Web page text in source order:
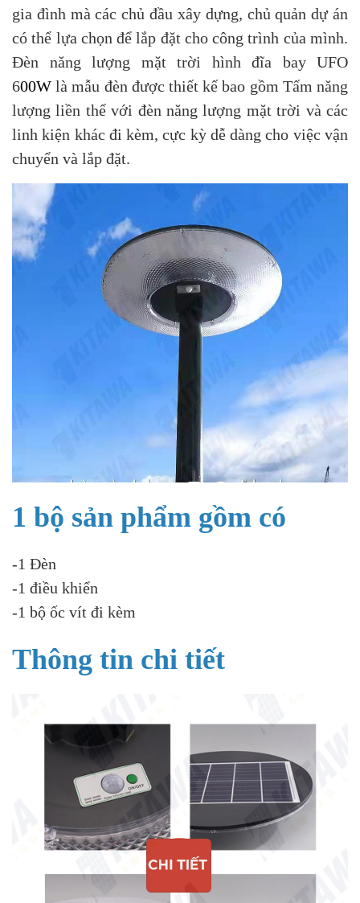
gia đình mà các chủ đầu xây dựng, chủ quản dự án
có thể lựa chọn để lắp đặt cho công trình của mình.
Đèn năng lượng mặt trời hình đĩa bay UFO
600W là mẫu đèn được thiết kế bao gồm Tấm năng
lượng liền thể với đèn năng lượng mặt trời và các
linh kiện khác đi kèm, cực kỳ dễ dàng cho việc vận
chuyển và lắp đặt.
1 bộ sản phẩm gồm có
-1 Đèn
-1 điều khiển
-1 bộ ốc vít đi kèm
Thông tin chi tiết